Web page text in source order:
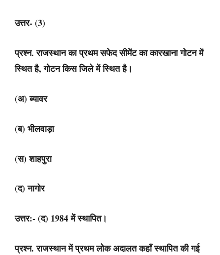
उत्तर- (3)
प्रश्न. राजस्थान का प्रथम सफेद सीमेंट का कारखाना गोटन में
स्थित है, गोटन किस जिले में स्थित है।
(अ) ब्यावर
(ब) भीलवाड़ा
(स) शाहपुरा
(द) नागोर
उत्तर:- (द) 1984 में स्थापित।
प्रश्न. राजस्थान में प्रथम लोक अदालत कहाँ स्थापित की गई